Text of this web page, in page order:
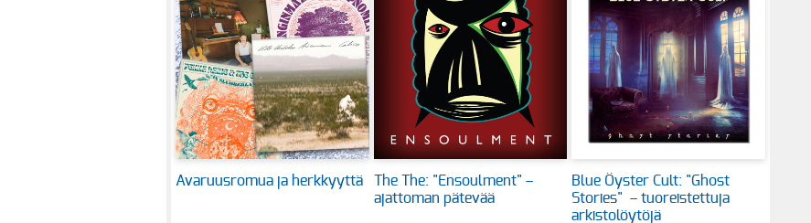
Avaruusromua ja herkkyyttä
The The: "Ensoulment" –
ajattoman pätevää
Blue Öyster Cult: "Ghost
Stories" – tuoreistettuja
arkistolöytöjä